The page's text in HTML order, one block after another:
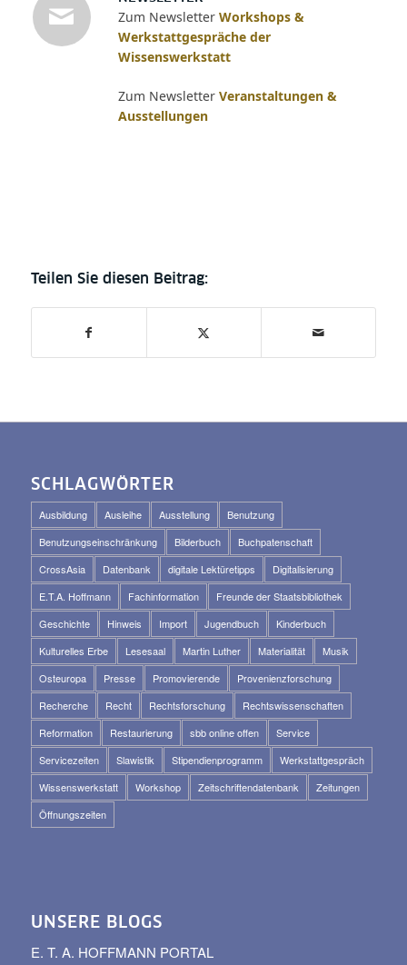
Zum Newsletter Workshops &
Werkstattgespräche der
Wissenswerkstatt
Zum Newsletter Veranstaltungen &
Ausstellungen
SCHLAGWÖRTER
Ausbildung Ausleihe Ausstellung
Benutzung
Benutzungseinschränkung
Bilderbuch
Buchpatenschaft
CrossAsia
Datenbank digitale Lektüretipps
Digitalisierung
E.T.A. Hoffmann
Fachinformation
Freunde der Staatsbibliothek
Geschichte
Hinweis Import Jugendbuch
Kinderbuch
Kulturelles Erbe
Lesesaal Martin Luther Materialität
Musik
Osteuropa
Presse Promovierende
Provenienzforschung
Recherche
Recht Rechtsforschung
Rechtswissenschaften
Reformation
Restaurierung sbb online offen
Service
Servicezeiten
Slawistik Stipendienprogramm
Werkstattgespräch
Wissenswerkstatt
Workshop Zeitschriftendatenbank
Zeitungen
Öffnungszeiten
UNSERE BLOGS
E. T. A. HOFFMANN PORTAL